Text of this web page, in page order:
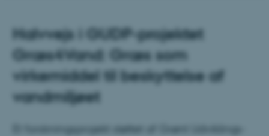
Halvvejs i GUDP-projektet
Græs4Vand: Græs som
virkemiddel til beskyttelse af
vandmiljøet
Et forskningsprojekt støttet af Grønt Udviklings-